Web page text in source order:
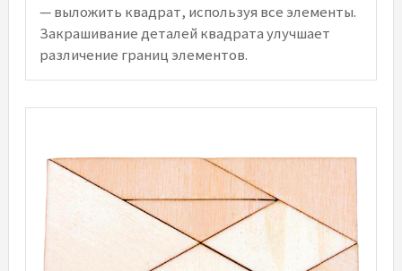
— выложить квадрат, используя все элементы.
Закрашивание деталей квадрата улучшает
различение границ элементов.